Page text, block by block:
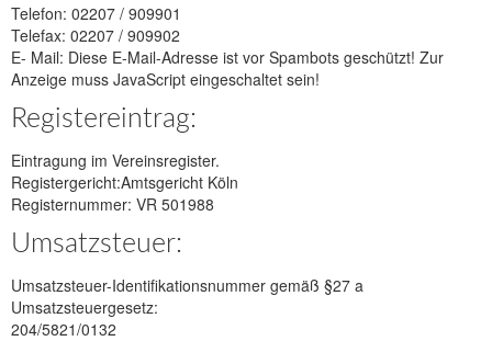
Telefon: 02207 / 909901
Telefax: 02207 / 909902
E- Mail: Diese E-Mail-Adresse ist vor Spambots geschützt! Zur
Anzeige muss JavaScript eingeschaltet sein!
Registereintrag:
Eintragung im Vereinsregister.
Registergericht:Amtsgericht Köln
Registernummer: VR 501988
Umsatzsteuer:
Umsatzsteuer-Identifikationsnummer gemäß §27 a
Umsatzsteuergesetz:
204/5821/0132